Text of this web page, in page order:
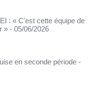
: « C'est cette équipe de
» - 05/06/2026
en seconde période -